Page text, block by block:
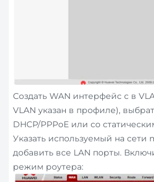
Создать WAN интерфейс с в
VLAN указан в профиле),
DHCP/PPPoE или со
Указать используемый на сети
добавить все LAN порты.
режим роутера: